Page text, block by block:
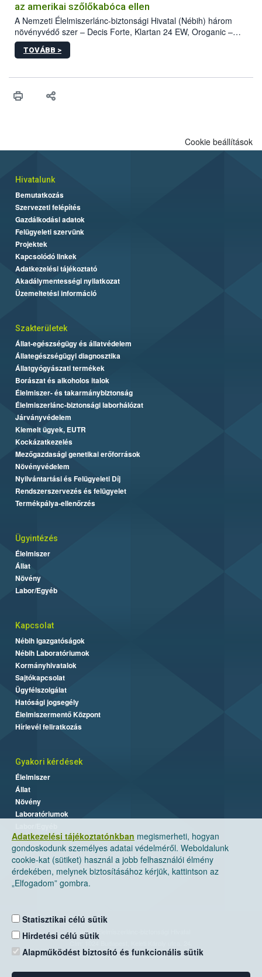
az amerikai szőlőkabóca ellen
A Nemzeti Élelmiszerlánc-biztonsági Hivatal (Nébih) három
növényvédő szer – Decis Forte, Klartan 24 EW, Oroganic –
engedélyokiratát módosította, így azok a szüretet követően,
egészen a vesszőérettség (BBCH 91) stádiumáig
érésű szőlőkben is legyen lehetőség a károsító elleni további
felhasználók számára is elérhető és ökológiai termesztésben is
TOVÁBB >
Adatkezelési tájékoztatónkban megismerheti, hogyan
gondoskodunk személyes adatai védelméről. Weboldalunk
cookie-kat (sütiket) használ a jobb felhasználói élmény
érdekében, melynek biztosításához kérjük, kattintson az
„Elfogadom” gombra.
Statisztikai célú sütik
Hirdetési célú sütik
Alapműködést biztosító és funkcionális sütik
Cookie beállítások
Hivatalunk
Bemutatkozás
Szervezeti felépítés
Gazdálkodási adatok
Felügyeleti szervünk
Projektek
Kapcsolódó linkek
Adatkezelési tájékoztató
Akadálymentességi nyilatkozat
Üzemeltetési információ
Szakterületek
Állat-egészségügy és állatvédelem
Állategészségügyi diagnosztika
Állatgyógyászati termékek
Borászat és alkoholos italok
Élelmiszer- és takarmánybiztonság
Élelmiszerlánc-biztonsági laborhálózat
Járványvédelem
Kiemelt ügyek, EUTR
Kockázatkezelés
Mezőgazdasági genetikai erőforrások
Növényvédelem
Nyilvántartási és Felügyeleti Díj
Rendszerszervezés és felügyelet
Termékpálya-ellenőrzés
Ügyintézés
Élelmiszer
Állat
Növény
Labor/Egyéb
Kapcsolat
Nébih Igazgatóságok
Nébih Laboratóriumok
Kormányhivatalok
Sajtókapcsolat
Ügyfélszolgálat
Hatósági jogsegély
Élelmiszermentő Központ
Hírlevél feliratkozás
Gyakori kérdések
Élelmiszer
Állat
Növény
Laboratóriumok
Nemzeti Élelmiszerlánc-biztonsági Hivatal
Levelezési cím: 1525 Budapest. Pf. 30.